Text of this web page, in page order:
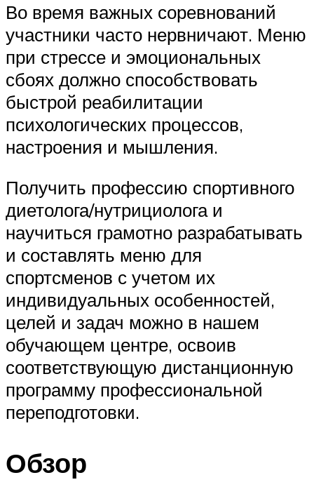
Во время важных соревнований
участники часто нервничают. Меню
при стрессе и эмоциональных
сбоях должно способствовать
быстрой реабилитации
психологических процессов,
настроения и мышления.
Получить профессию спортивного
диетолога/нутрициолога и
научиться грамотно разрабатывать
и составлять меню для
спортсменов с учетом их
индивидуальных особенностей,
целей и задач можно в нашем
обучающем центре, освоив
соответствующую дистанционную
программу профессиональной
переподготовки.
Обзор